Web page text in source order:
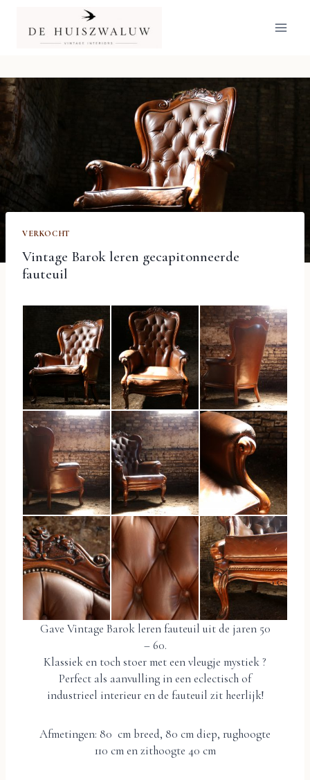
inhoud
VERKOCHT
Vintage Barok leren gecapitonneerde
fauteuil
Gave Vintage Barok leren fauteuil uit de jaren 50
– 60.
Klassiek en toch stoer met een vleugje mystiek ?
Perfect als aanvulling in een eclectisch of
industrieel interieur en de fauteuil zit heerlijk!
Afmetingen: 80 cm breed, 80 cm diep, rughoogte
110 cm en zithoogte 40 cm